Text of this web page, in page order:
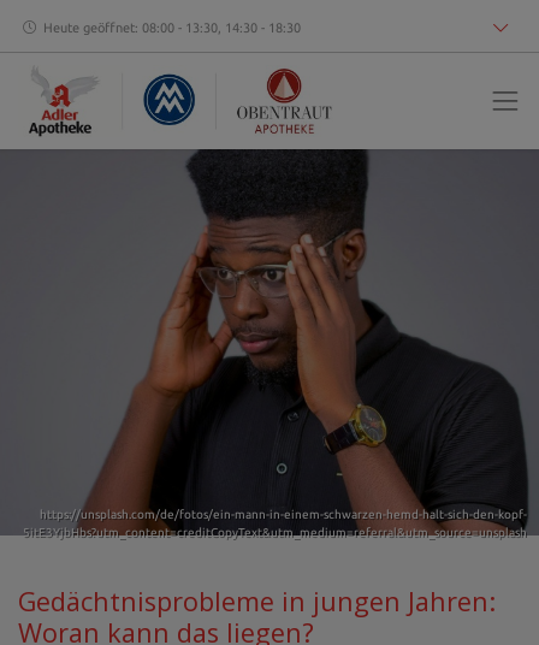
Heute geöffnet: 08:00 - 13:30, 14:30 - 18:30
https://unsplash.com/de/fotos/ein-mann-in-einem-schwarzen-hemd-halt-sich-den-kopf-
5itE3YjbHbs?utm_content=creditCopyText&utm_medium=referral&utm_source=unsplash
Gedächtnisprobleme in jungen Jahren:
Woran kann das liegen?